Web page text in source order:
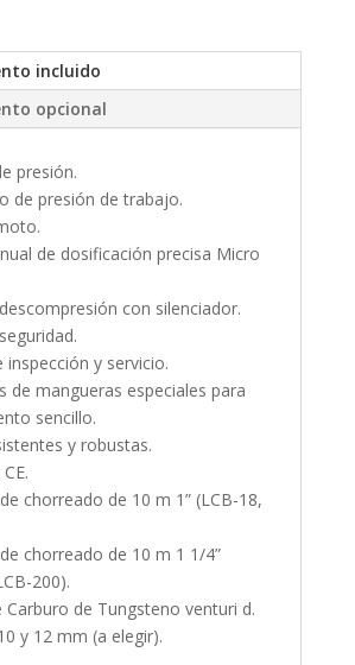
incluido
opcional
presión.
de presión de trabajo.
de dosificación precisa Micro
descompresión con silenciador.
inspección y servicio.
de mangueras especiales para
sencillo.
y robustas.
chorreado de 10 m 1” (LCB-18,
chorreado de 10 m 1 1/4”
200).
Carburo de Tungsteno venturi d.
y 12 mm (a elegir).